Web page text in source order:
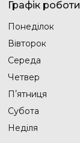
Графік роботи
Понеділок
Вівторок
Середа
Четвер
Пʼятниця
Субота
Неділя